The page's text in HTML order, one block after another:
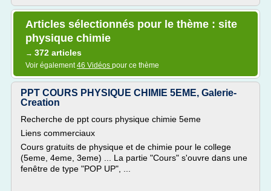
Articles sélectionnés pour le thème : site
physique chimie
→ 372 articles
Voir également46 Vidéos pour ce thème
PPT COURS PHYSIQUE CHIMIE 5EME, Galerie-
Creation
Recherche de ppt cours physique chimie 5eme
Liens commerciaux
Cours gratuits de physique et de chimie pour le college
(5eme, 4eme, 3eme) ... La partie "Cours" s'ouvre dans une
fenêtre de type "POP UP", ...